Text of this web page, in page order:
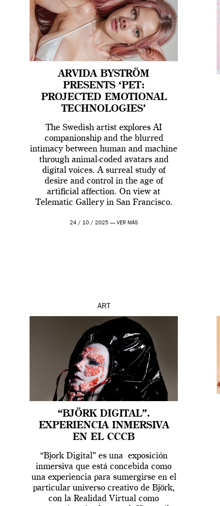
ARVIDA BYSTRÖM
PRESENTS ‘PET:
PROJECTED EMOTIONAL
TECHNOLOGIES’
The Swedish artist explores AI
companionship and the blurred
intimacy between human and machine
through animal-coded avatars and
digital voices. A surreal study of
desire and control in the age of
artificial affection. On view at
Telematic Gallery in San Francisco.
24 / 10 / 2025 — VER MÁS
ART
“BJÖRK DIGITAL”.
EXPERIENCIA INMERSIVA
EN EL CCCB
“Bjork Digital” es una exposición
inmersiva que está concebida como
una experiencia para sumergirse en el
particular universo creativo de Björk,
con la Realidad Virtual como